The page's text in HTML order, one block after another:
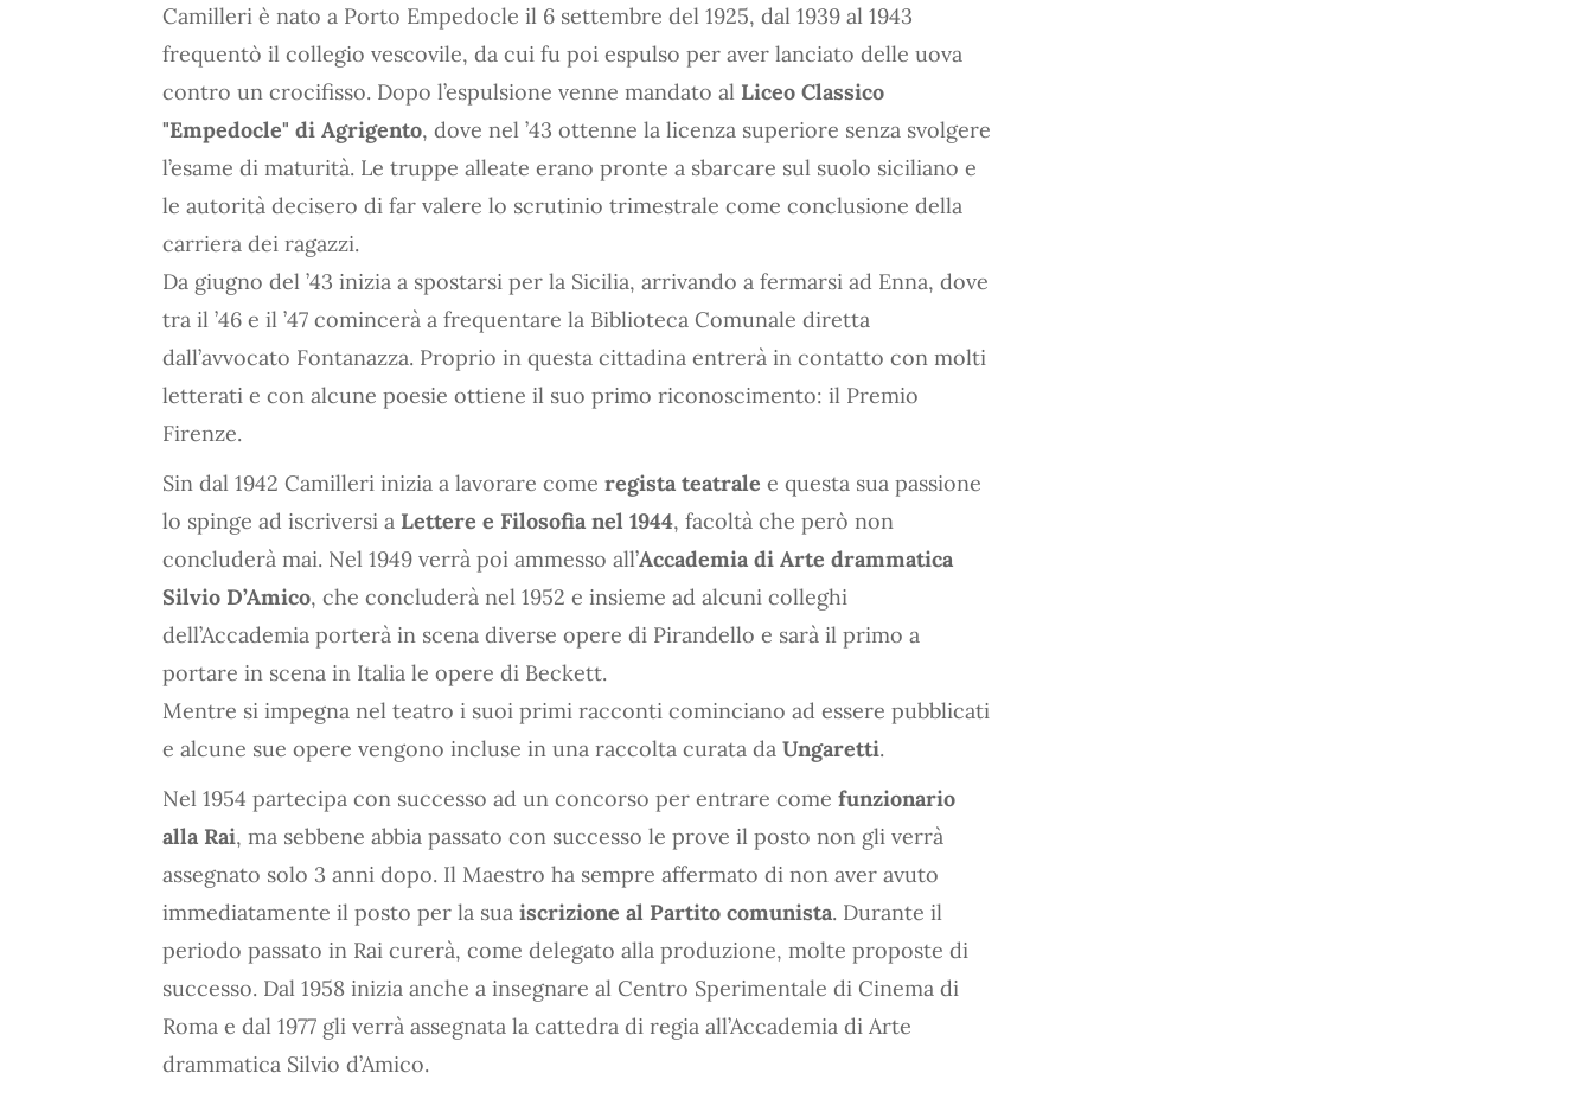
Camilleri è nato a Porto Empedocle il 6 settembre del 1925, dal 1939 al 1943
frequentò il collegio vescovile, da cui fu poi espulso per aver lanciato delle uova
contro un crocifisso. Dopo l’espulsione venne mandato al Liceo Classico
"Empedocle" di Agrigento, dove nel ’43 ottenne la licenza superiore senza svolgere
l’esame di maturità. Le truppe alleate erano pronte a sbarcare sul suolo siciliano e
le autorità decisero di far valere lo scrutinio trimestrale come conclusione della
carriera dei ragazzi.
Da giugno del ’43 inizia a spostarsi per la Sicilia, arrivando a fermarsi ad Enna, dove
tra il ’46 e il ’47 comincerà a frequentare la Biblioteca Comunale diretta
dall’avvocato Fontanazza. Proprio in questa cittadina entrerà in contatto con molti
letterati e con alcune poesie ottiene il suo primo riconoscimento: il Premio
Firenze.
Sin dal 1942 Camilleri inizia a lavorare come regista teatrale e questa sua passione
lo spinge ad iscriversi a Lettere e Filosofia nel 1944, facoltà che però non
concluderà mai. Nel 1949 verrà poi ammesso all’Accademia di Arte drammatica
Silvio D’Amico, che concluderà nel 1952 e insieme ad alcuni colleghi
dell’Accademia porterà in scena diverse opere di Pirandello e sarà il primo a
portare in scena in Italia le opere di Beckett.
Mentre si impegna nel teatro i suoi primi racconti cominciano ad essere pubblicati
e alcune sue opere vengono incluse in una raccolta curata da Ungaretti.
Nel 1954 partecipa con successo ad un concorso per entrare come funzionario
alla Rai, ma sebbene abbia passato con successo le prove il posto non gli verrà
assegnato solo 3 anni dopo. Il Maestro ha sempre affermato di non aver avuto
immediatamente il posto per la sua iscrizione al Partito comunista. Durante il
periodo passato in Rai curerà, come delegato alla produzione, molte proposte di
successo. Dal 1958 inizia anche a insegnare al Centro Sperimentale di Cinema di
Roma e dal 1977 gli verrà assegnata la cattedra di regia all’Accademia di Arte
drammatica Silvio d’Amico.